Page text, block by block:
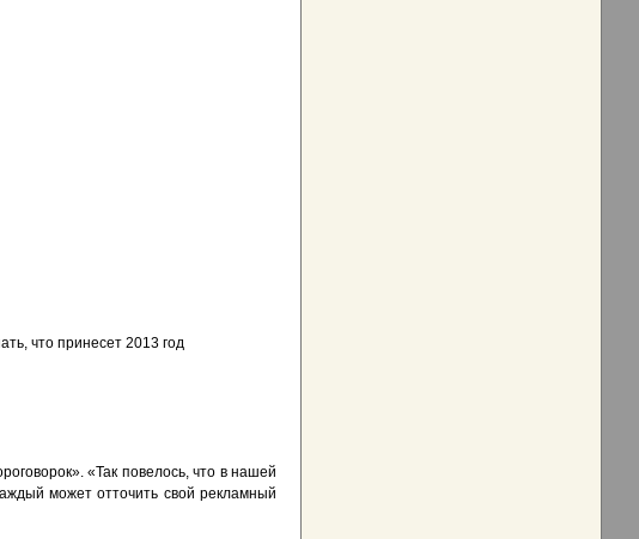
что принесет 2013 год
«Так повелось, что в нашей
может отточить свой рекламный